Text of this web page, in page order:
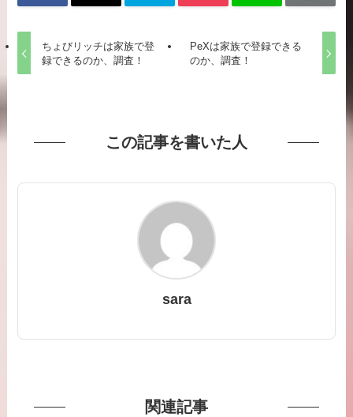
ちょびリッチは家族で登
録できるのか、調査！
PeXは家族で登録できる
のか、調査！
この記事を書いた人
sara
関連記事